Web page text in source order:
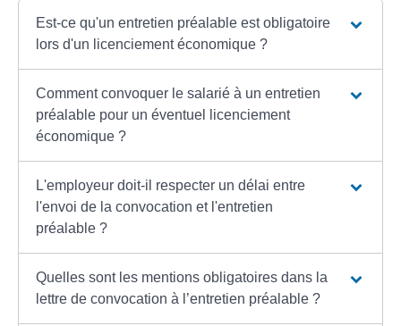
Est-ce qu'un entretien préalable est obligatoire
lors d'un licenciement économique ?
Comment convoquer le salarié à un entretien
préalable pour un éventuel licenciement
économique ?
L'employeur doit-il respecter un délai entre
l'envoi de la convocation et l'entretien
préalable ?
Quelles sont les mentions obligatoires dans la
lettre de convocation à l’entretien préalable ?